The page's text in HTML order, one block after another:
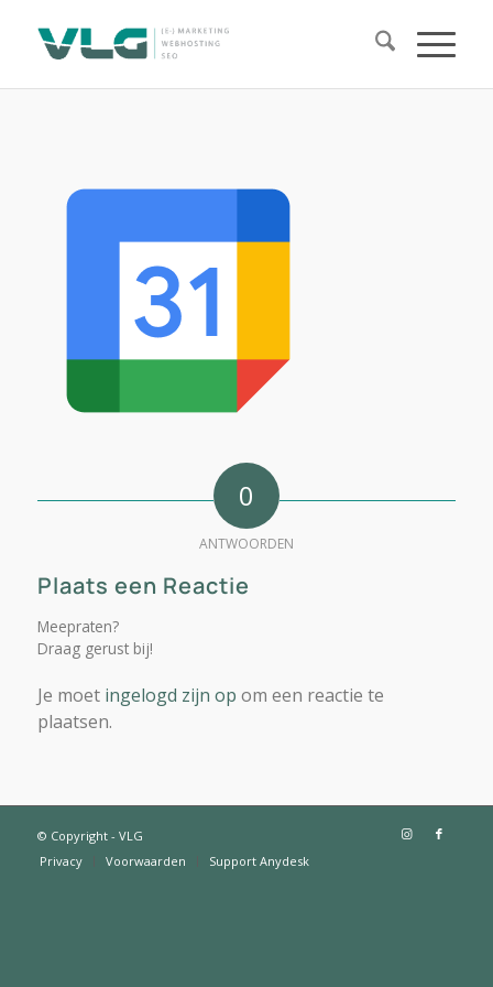
0
ANTWOORDEN
Plaats een Reactie
Meepraten?
Draag gerust bij!
Je moet ingelogd zijn op om een reactie te
plaatsen.
© Copyright - VLG
Privacy
Voorwaarden Support Anydesk